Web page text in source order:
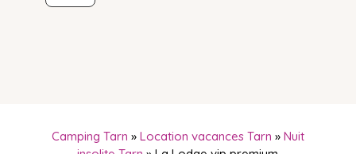
Camping Tarn » Location vacances Tarn » Nuit